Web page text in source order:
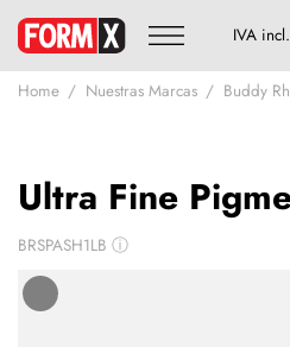
Home Nuestras Marcas Buddy
Ultra Fine
BRSPASH1LB ⓘ